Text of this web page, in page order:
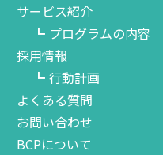
サービス紹介
プログラムの内容
採用情報
行動計画
よくある質問
お問い合わせ
BCPについて